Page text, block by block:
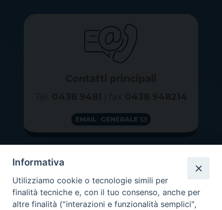
EMAIL GENERALE
Informativa
Utilizziamo cookie o tecnologie simili per
finalità tecniche e, con il tuo consenso, anche per
altre finalità ("interazioni e funzionalità semplici",